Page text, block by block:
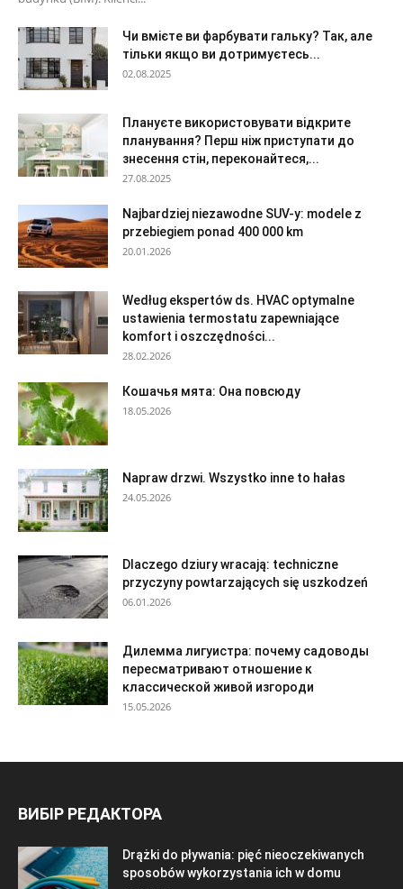
Чи вмієте ви фарбувати гальку? Так, але
тільки якщо ви дотримуєтесь...
02.08.2025
Плануєте використовувати відкрите
планування? Перш ніж приступати до
знесення стін, переконайтеся,...
27.08.2025
Najbardziej niezawodne SUV-y: modele z
przebiegiem ponad 400 000 km
20.01.2026
Według ekspertów ds. HVAC optymalne
ustawienia termostatu zapewniające
komfort i oszczędności...
28.02.2026
Кошачья мята: Она повсюду
18.05.2026
Napraw drzwi. Wszystko inne to hałas
24.05.2026
Dlaczego dziury wracają: techniczne
przyczyny powtarzających się uszkodzeń
06.01.2026
Дилемма лигуистра: почему садоводы
пересматривают отношение к
классической живой изгороди
15.05.2026
ВИБІР РЕДАКТОРА
Drążki do pływania: pięć nieoczekiwanych
sposobów wykorzystania ich w domu